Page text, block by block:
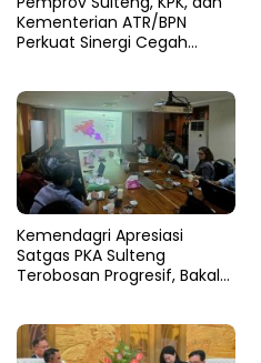
Kementerian ATR/BPN
Perkuat Sinergi Cegah
Kemendagri Apresiasi
Satgas PKA Sulteng
Terobosan Progresif, Bakal